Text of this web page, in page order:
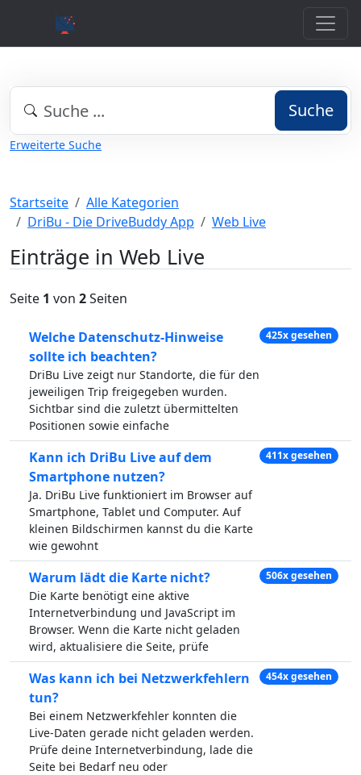
Suche
Erweiterte Suche
Startseite
Alle Kategorien
DriBu - Die DriveBuddy App
Web Live
Einträge in Web Live
Seite 1 von 2Seiten
Welche Datenschutz-Hinweise
sollte ich beachten?
DriBu Live zeigt nur Standorte, die für den
jeweiligen Trip freigegeben wurden.
Sichtbar sind die zuletzt übermittelten
Positionen sowie einfache
425x gesehen
Kann ich DriBu Live auf dem
Smartphone nutzen?
Ja. DriBu Live funktioniert im Browser auf
Smartphone, Tablet und Computer. Auf
kleinen Bildschirmen kannst du die Karte
wie gewohnt
411x gesehen
Warum lädt die Karte nicht?
Die Karte benötigt eine aktive
Internetverbindung und JavaScript im
Browser. Wenn die Karte nicht geladen
wird, aktualisiere die Seite, prüfe
506x gesehen
Was kann ich bei Netzwerkfehlern
tun?
Bei einem Netzwerkfehler konnten die
Live-Daten gerade nicht geladen werden.
Prüfe deine Internetverbindung, lade die
Seite bei Bedarf neu oder
454x gesehen